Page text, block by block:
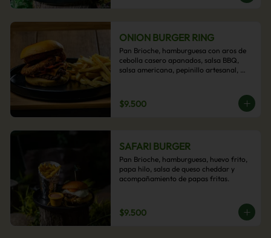
ONION BURGER RING
Pan Brioche, hamburguesa con aros de
cebolla casero apanados, salsa BBQ,
salsa americana, pepinillo artesanal,
papas fritas.
$9.500
SAFARI BURGER
Pan Brioche, hamburguesa, huevo frito,
papa hilo, salsa de queso cheddar y
acompañamiento de papas fritas.
$9.500